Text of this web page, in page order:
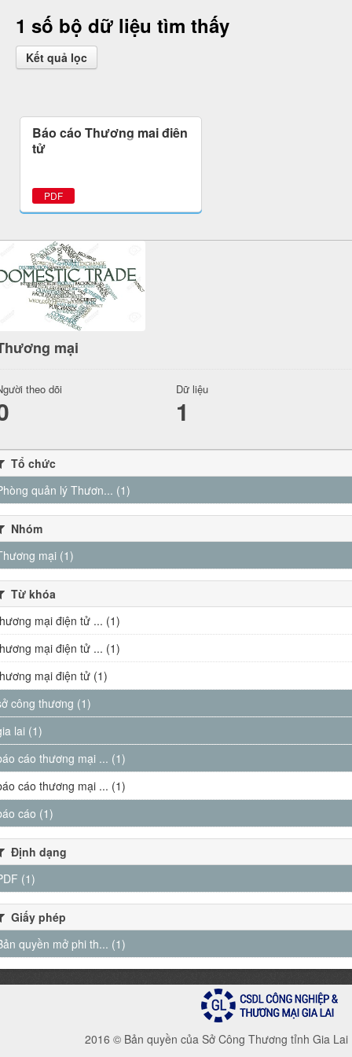
1 số bộ dữ liệu tìm thấy
Kết quả lọc
Báo cáo Thương mại điện
tử
PDF
mại
theo dõi Dữ liệu
1
Tổ chức
quản lý Thươn... (1)
Nhóm
mại (1)
Từ khóa
mại điện tử ... (1)
mại điện tử ... (1)
mại điện tử (1)
công thương (1)
lai (1)
cáo thương mại ... (1)
cáo thương mại ... (1)
cáo (1)
Định dạng
(1)
Giấy phép
quyền mở phi th... (1)
2016 © Bản quyền của Sở Công Thương tỉnh Gia Lai